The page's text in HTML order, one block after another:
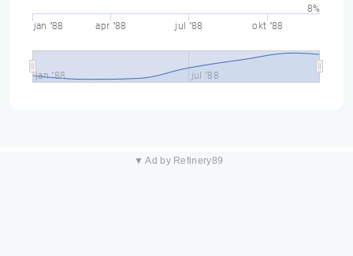
jan "88 apr "88 jul "88 okt "88
jan "88 jul "88
8%
▼ Ad by Refinery89